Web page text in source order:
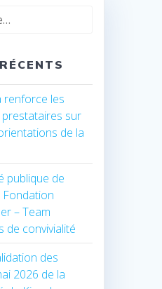
renforce les
sur
de la
publique de
Fondation
– Team
de convivialité
des
2026 de la